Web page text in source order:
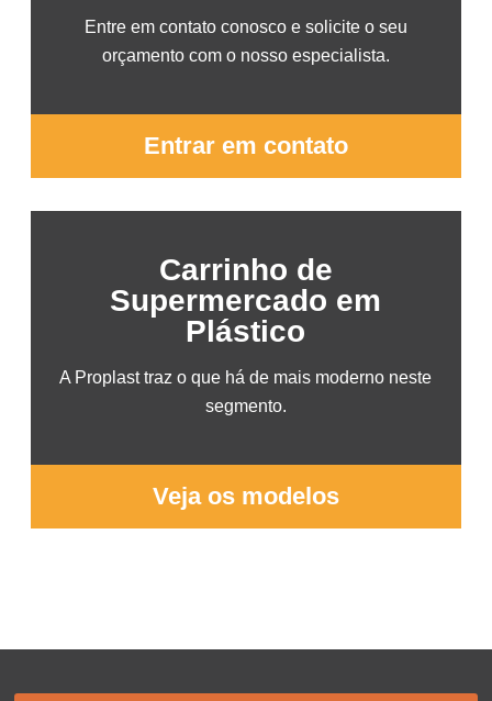
Entre em contato conosco e solicite o seu
orçamento com o nosso especialista.
Entrar em contato
Carrinho de
Supermercado em
Plástico
A Proplast traz o que há de mais moderno neste
segmento.
Veja os modelos